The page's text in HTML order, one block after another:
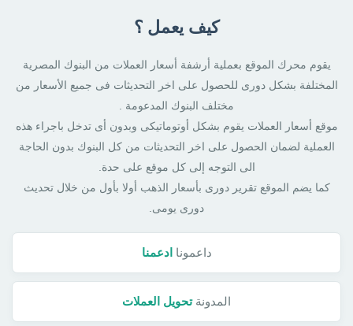
كيف يعمل ؟
يقوم محرك الموقع بعملية أرشفة أسعار العملات من البنوك المصرية
المختلفة بشكل دورى للحصول على اخر التحديثات فى جميع الأسعار من
مختلف البنوك المدعومة .
موقع أسعار العملات يقوم بشكل أوتوماتيكى وبدون أى تدخل باجراء هذه
العملية لضمان الحصول على اخر التحديثات من كل البنوك بدون الحاجة
الى التوجه إلى كل موقع على حدة.
كما يضم الموقع تقرير دورى بأسعار الذهب أولا بأول من خلال تحديث
دورى يومى.
داعمونا ادعمنا
المدونةتحويل العملات